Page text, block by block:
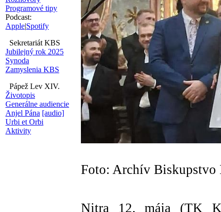
Programové tipy
Podcast:
Apple|Spotify
Sekretariát KBS
Jubilejný rok 2025
Synoda
Zamyslenia KBS
Pápež Lev XIV.
Životopis
Generálne audiencie
Anjel Pána [audio]
Urbi et Orbi
Aktivity
Foto: Archív Biskupstvo
Nitra 12. mája (TK